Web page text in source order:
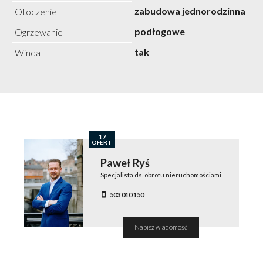
Otoczenie
zabudowa jednorodzinna
Ogrzewanie
podłogowe
Winda
tak
Paweł Ryś
Specjalista ds. obrotu nieruchomościami
503 010 150
Napisz wiadomość
17
OFERT